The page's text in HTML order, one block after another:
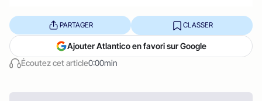
Écoutez cet article0:00min
PARTAGER CLASSER
Ajouter Atlantico en favori sur Google